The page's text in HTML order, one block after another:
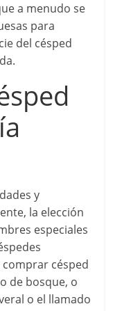
a menudo se
para
del césped
y
la elección
especiales
césped
de bosque, o
o el llamado